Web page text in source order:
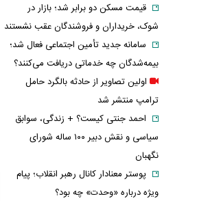
قیمت مسکن دو برابر شد؛ بازار در
شوک، خریداران و فروشندگان عقب نشستند
سامانه جدید تأمین اجتماعی فعال شد؛
بیمه‌شدگان چه خدماتی دریافت می‌کنند؟
اولین تصاویر از حادثه بالگرد حامل
ترامپ منتشر شد
احمد جنتی کیست؟ + زندگی، سوابق
سیاسی و نقش دبیر ۱۰۰ ساله شورای
نگهبان
پوستر معنادار کانال رهبر انقلاب؛ پیام
ویژه درباره «وحدت» چه بود؟